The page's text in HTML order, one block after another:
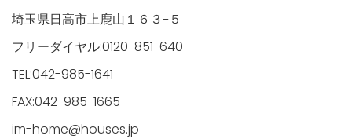
埼玉県日高市上鹿山１６３−５
フリーダイヤル:0120-851-640
TEL:042-985-1641
FAX:042-985-1665
im-home@houses.jp